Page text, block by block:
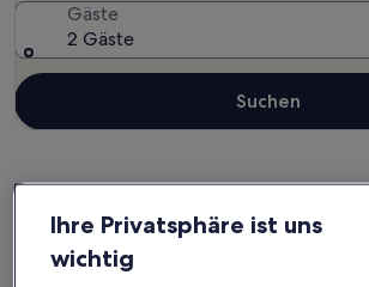
Gäste
2 Gäste
Suchen
Ferienunterkünfte nahe
Ihre Privatsphäre ist uns
wichtig